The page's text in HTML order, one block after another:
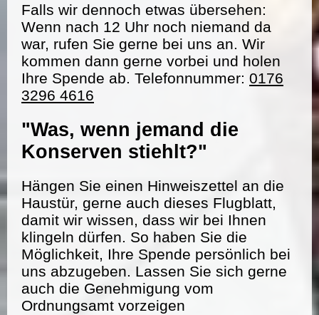
Falls wir dennoch etwas übersehen:
Wenn nach 12 Uhr noch niemand da
war, rufen Sie gerne bei uns an. Wir
kommen dann gerne vorbei und holen
Ihre Spende ab. Telefonnummer: 0176
3296 4616
"Was, wenn jemand die
Konserven stiehlt?"
Hängen Sie einen Hinweiszettel an die
Haustür, gerne auch dieses Flugblatt,
damit wir wissen, dass wir bei Ihnen
klingeln dürfen. So haben Sie die
Möglichkeit, Ihre Spende persönlich bei
uns abzugeben. Lassen Sie sich gerne
auch die Genehmigung vom
Ordnungsamt vorzeigen